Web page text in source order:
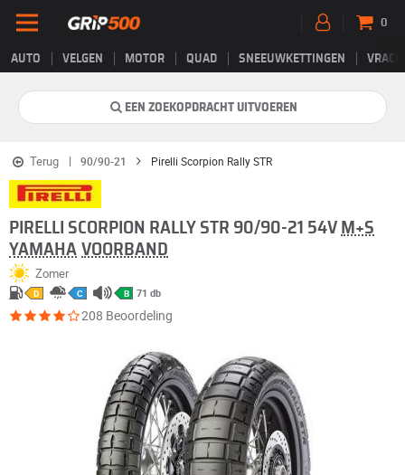
AUTO VELGEN MOTOR QUAD SNEEUWKETTINGEN
0
EEN ZOEKOPDRACHT UITVOEREN
Terug 90/90-21 Pirelli Scorpion Rally STR
PIRELLI SCORPION RALLY STR 90/90-21 54V M+S
YAMAHA VOORBAND
Zomer
D C B 71 db
208 Beoordeling